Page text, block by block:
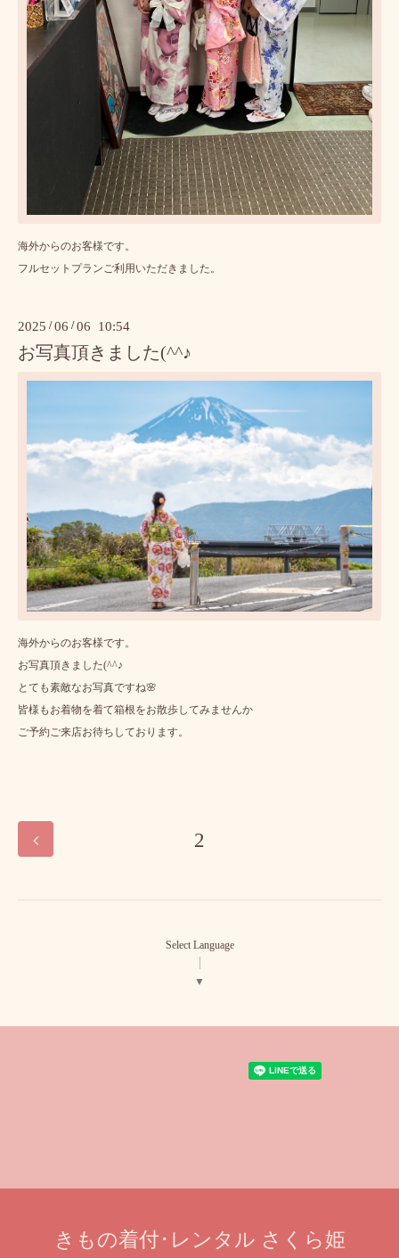
海外からのお客様です。
フルセットプランご利用いただきました。
2025 /06 /06 10:54
お写真頂きました(^^♪
海外からのお客様です。
お写真頂きました(^^♪
とても素敵なお写真ですね🌸
皆様もお着物を着て箱根をお散歩してみませんか
ご予約ご来店お待ちしております。
2
Select Language
▼
きもの着付･レンタル さくら姫